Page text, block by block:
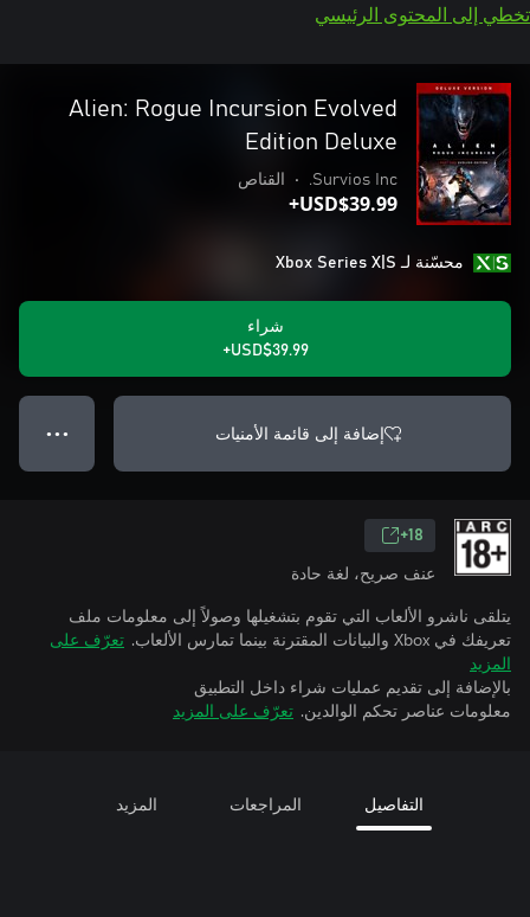
تخطي إلى المحتوى الرئيسي
Alien: Rogue Incursion Evolved
Edition Deluxe
Survios Inc.
• القناص
USD$39.99+
محسّنة لـ Xbox Series X|S
شراء
USD$39.99+
إضافة إلى قائمة الأمنيات ● ● ●
18+
عنف صريح، لغة حادة
يتلقى ناشرو الألعاب التي تقوم بتشغيلها وصولاً إلى معلومات ملف
تعريفك في Xbox والبيانات المقترنة بينما تمارس الألعاب.
تعرّف على
المزيد
بالإضافة إلى تقديم عمليات شراء داخل التطبيق
معلومات عناصر تحكم الوالدين. تعرّف على المزيد
التفاصيل المراجعات المزيد